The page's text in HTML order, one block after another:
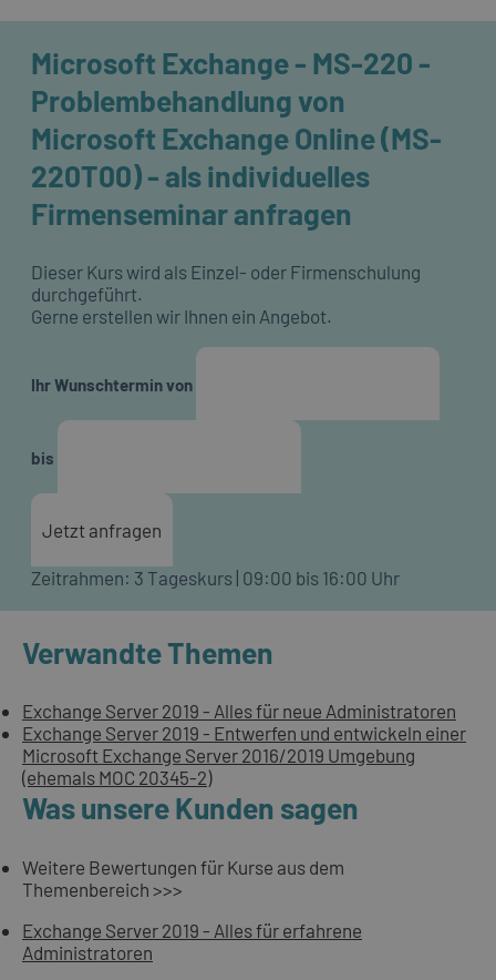
Microsoft Exchange - MS-220 -
Problembehandlung von
Microsoft Exchange Online (MS-
220T00) - als individuelles
Firmenseminar anfragen
Dieser Kurs wird als Einzel- oder Firmenschulung
durchgeführt.
Gerne erstellen wir Ihnen ein Angebot.
Ihr Wunschtermin von
bis
Jetzt anfragen
Zeitrahmen: 3 Tageskurs | 09:00 bis 16:00 Uhr
Verwandte Themen
Exchange Server 2019 - Alles für neue Administratoren
Exchange Server 2019 - Entwerfen und entwickeln einer
Microsoft Exchange Server 2016/2019 Umgebung
(ehemals MOC 20345-2)
Was unsere Kunden sagen
Weitere Bewertungen für Kurse aus dem
Themenbereich >>>
Exchange Server 2019 - Alles für erfahrene
Administratoren